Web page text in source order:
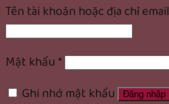
Tên tài khoản hoặc địa chỉ email
Mật khẩu*
Ghi nhớ mật khẩu
Đăng nhập